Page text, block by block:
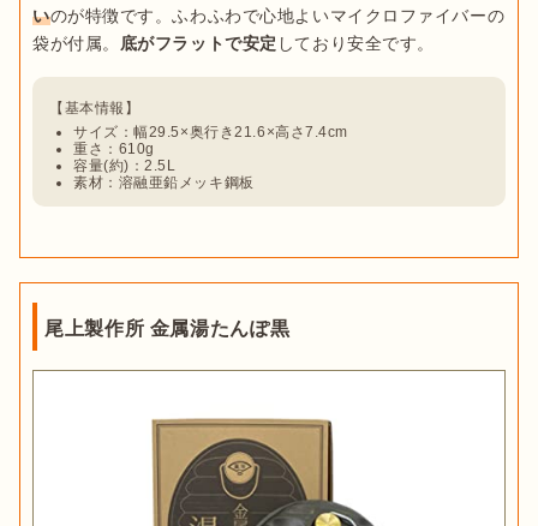
いのが特徴です。ふわふわで心地よいマイクロファイバーの
袋が付属。 底がフラットで安定
サイズ：幅29.5×奥行き21.6×高さ7.4cm
重さ：610g
容量(約)：2.5L
素材：溶融亜鉛メッキ鋼板
尾上製作所 金属湯たんぽ黒